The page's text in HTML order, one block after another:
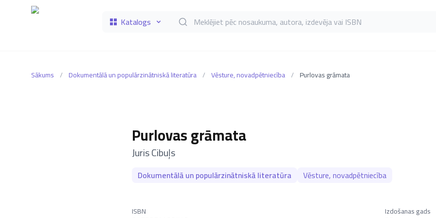
Katalogs Meklēt grāmatas pēc nosaukuma, autora, izdevēja vai ISBN
Sākums / Dokumentālā un populārzinātniskā literatūra / Vēsture, novadpētniecība / Purlovas grāmata
Purlovas grāmata
–
Juris Cibuļs
Dokumentālā un populārzinātniskā literatūra Vēsture, novadpētniecība
ISBN Izdošanas gads